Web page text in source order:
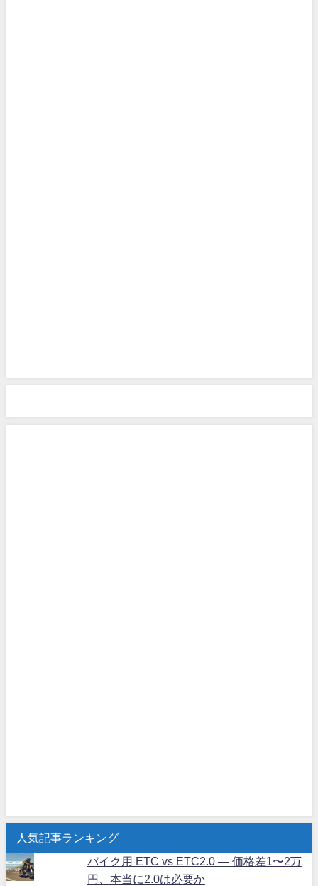
人気記事ランキング
バイク用 ETC vs ETC2.0 ― 価格差1〜2万
円、本当に2.0は必要か